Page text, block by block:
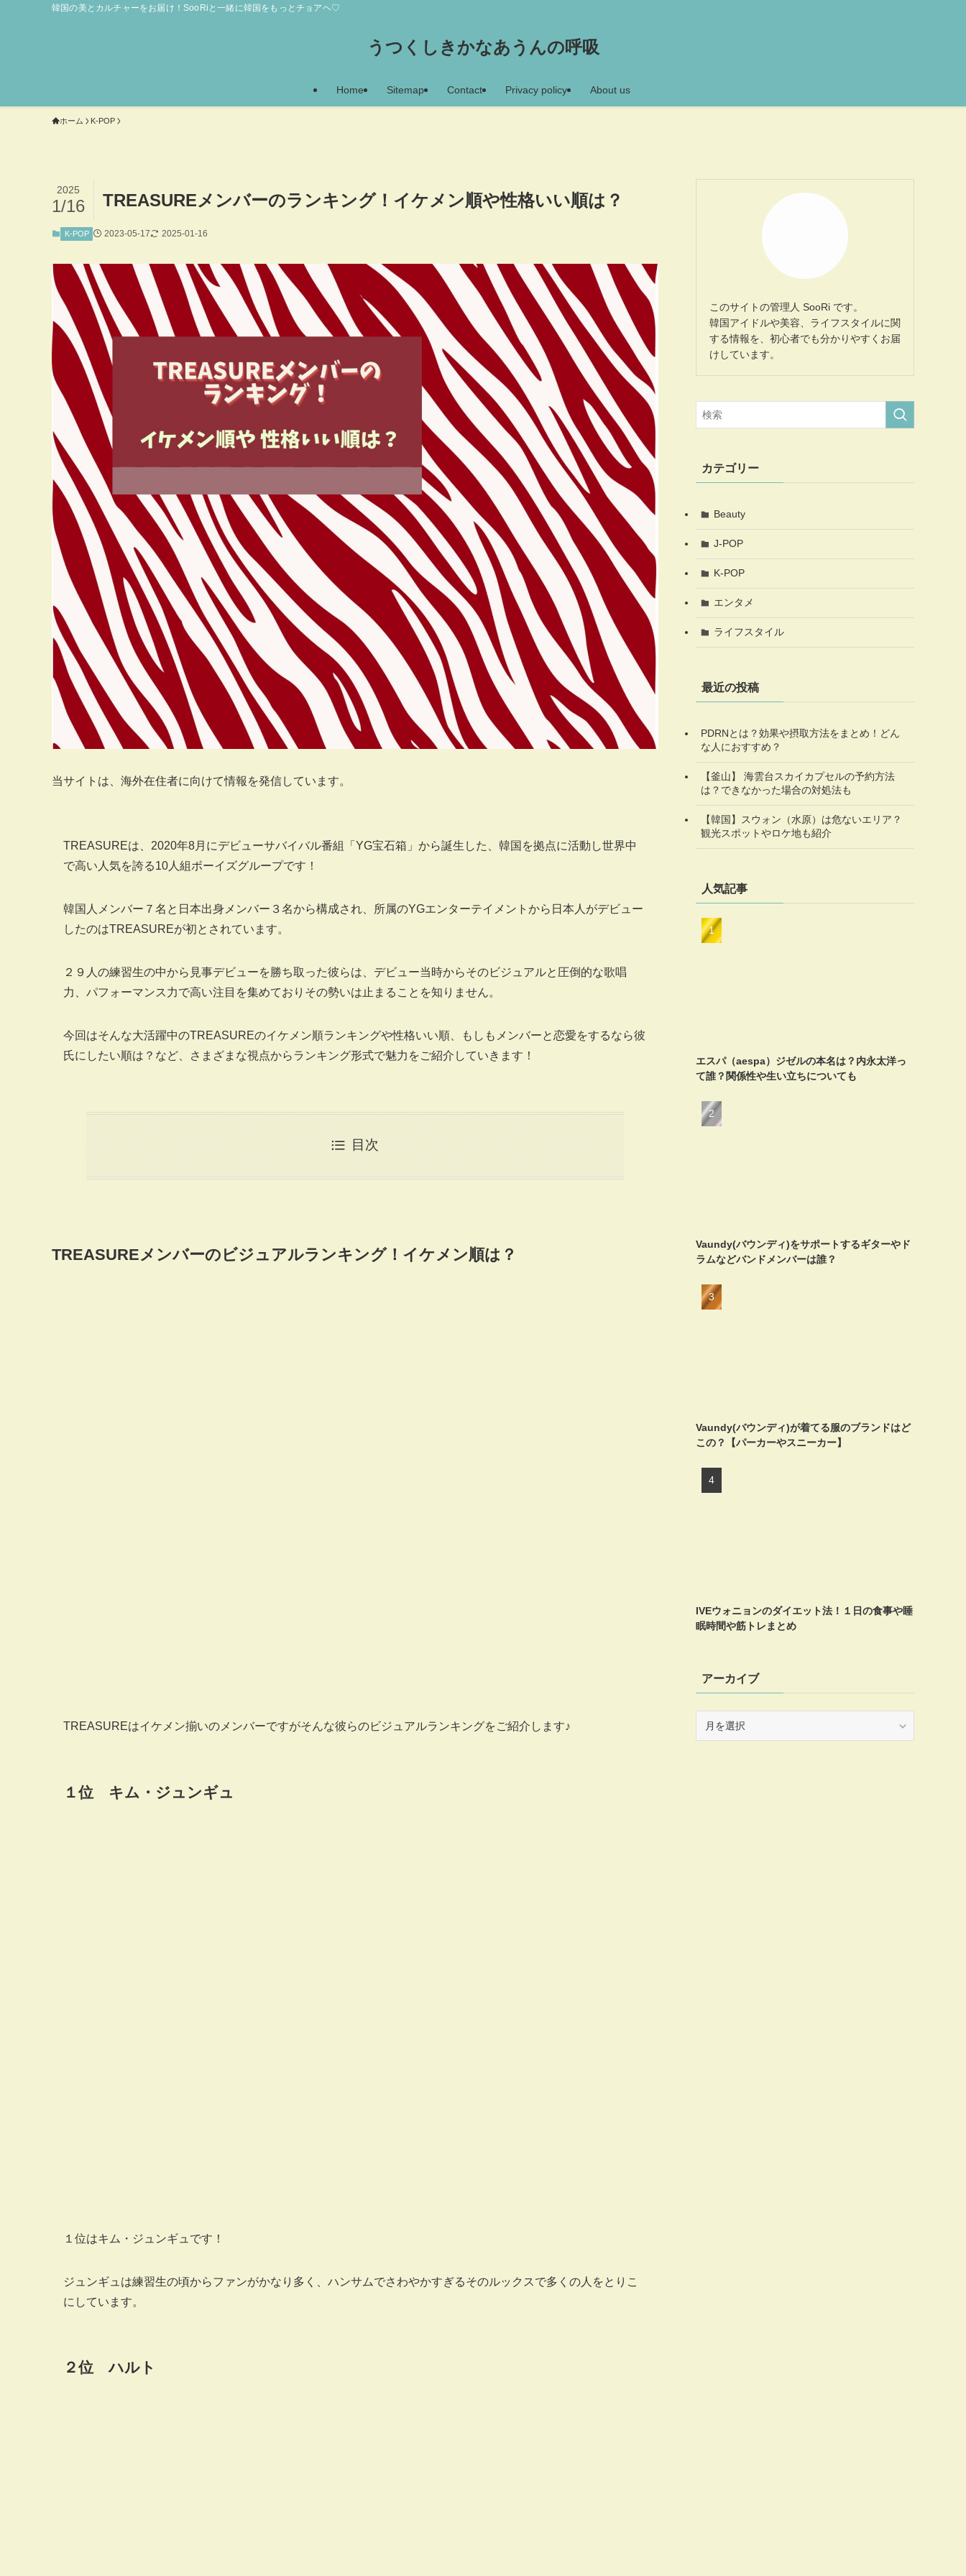
韓国の美とカルチャーをお届け！SooRiと一緒に韓国をもっとチョアヘ♡
うつくしきかなあうんの呼吸
Home Sitemap Contact Privacy policy About us
ホーム K-POP
TREASUREメンバーのランキング！イケメン順や性格いい順は？
2025
1/16
K-POP 2023-05-17 2025-01-16
当サイトは、海外在住者に向けて情報を発信しています。
TREASUREは、2020年8月にデビューサバイバル番組「YG宝石箱」から誕生した、韓国を拠点に活動し世界中
で高い人気を誇る10人組ボーイズグループです！
韓国人メンバー７名と日本出身メンバー３名から構成され、所属のYGエンターテイメントから日本人がデビュー
したのはTREASUREが初とされています。
２９人の練習生の中から見事デビューを勝ち取った彼らは、デビュー当時からそのビジュアルと圧倒的な歌唱
力、パフォーマンス力で高い注目を集めておりその勢いは止まることを知りません。
今回はそんな大活躍中のTREASUREのイケメン順ランキングや性格いい順、もしもメンバーと恋愛をするなら彼
氏にしたい順は？など、さまざまな視点からランキング形式で魅力をご紹介していきます！
目次
TREASUREメンバーのビジュアルランキング！イケメン順は？
TREASUREはイケメン揃いのメンバーですがそんな彼らのビジュアルランキングをご紹介します♪
１位 キム・ジュンギュ
１位はキム・ジュンギュです！
ジュンギュは練習生の頃からファンがかなり多く、ハンサムでさわやかすぎるそのルックスで多くの人をとりこ
にしています。
２位 ハルト
このサイトの管理人 SooRi です。
韓国アイドルや美容、ライフスタイルに関
する情報を、初心者でも分かりやすくお届
けしています。
カテゴリー
Beauty
J-POP
K-POP
エンタメ
ライフスタイル
最近の投稿
PDRNとは？効果や摂取方法をまとめ！どん
な人におすすめ？
【釜山】 海雲台スカイカプセルの予約方法
は？できなかった場合の対処法も
【韓国】スウォン（水原）は危ないエリア？
観光スポットやロケ地も紹介
人気記事
エスパ（aespa）ジゼルの本名は？内永太洋っ
て誰？関係性や生い立ちについても
Vaundy(バウンディ)をサポートするギターやド
ラムなどバンドメンバーは誰？
Vaundy(バウンディ)が着てる服のブランドはど
この？【パーカーやスニーカー】
IVEウォニョンのダイエット法！１日の食事や睡
眠時間や筋トレまとめ
アーカイブ